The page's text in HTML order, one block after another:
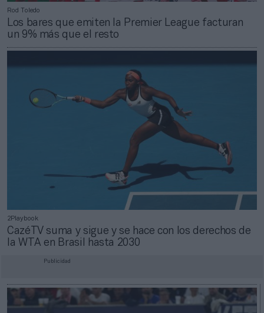
Rod Toledo
Los bares que emiten la Premier League facturan
un 9% más que el resto
2Playbook
CazéTV suma y sigue y se hace con los derechos de
la WTA en Brasil hasta 2030
Publicidad